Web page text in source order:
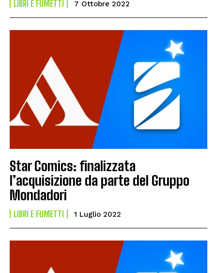
LIBRI E FUMETTI 7 Ottobre 2022
Star Comics: finalizzata
l’acquisizione da parte del Gruppo
Mondadori
LIBRI E FUMETTI 1 Luglio 2022